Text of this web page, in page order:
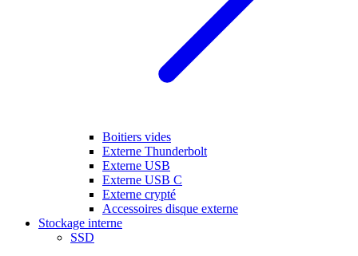
Boitiers vides
Externe Thunderbolt
Externe USB
Externe USB C
Externe crypté
Accessoires disque externe
Stockage interne
SSD